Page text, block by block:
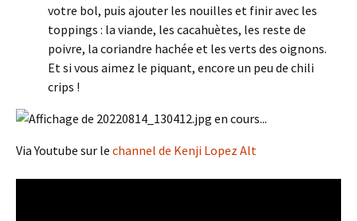
votre bol, puis ajouter les nouilles et finir avec les
toppings : la viande, les cacahuètes, les reste de
poivre, la coriandre hachée et les verts des oignons.
Et si vous aimez le piquant, encore un peu de chili
crips !
Via Youtube sur le channel de Kenji Lopez Alt